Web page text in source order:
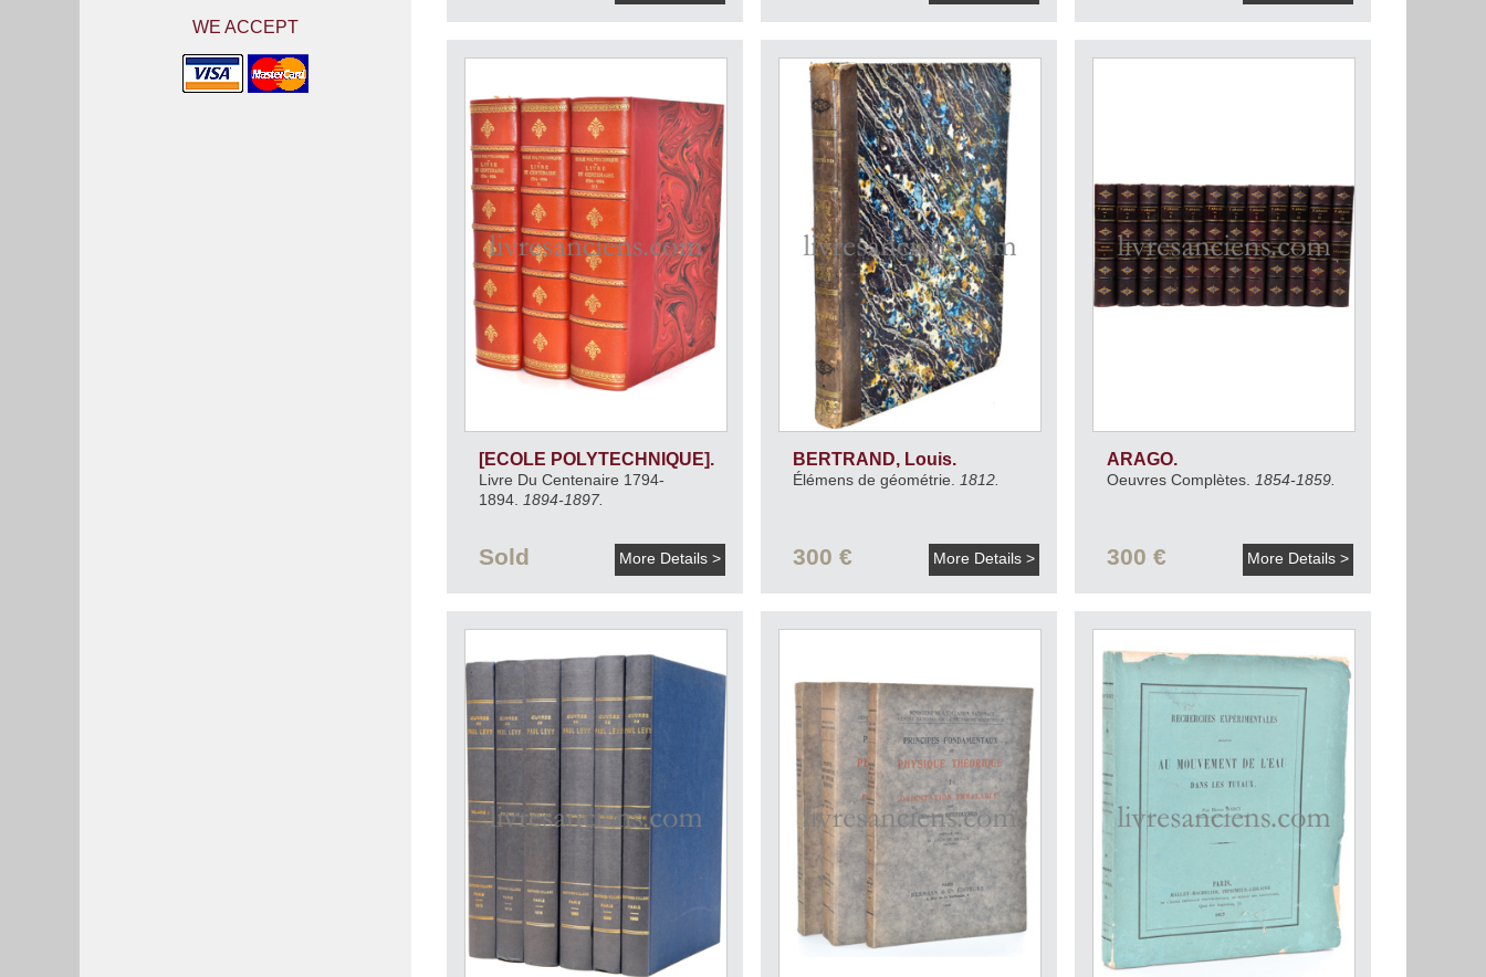
WE ACCEPT
[ECOLE POLYTECHNIQUE].
Livre Du Centenaire 1794-
1894.
1894-1897.
Sold More Details >
BERTRAND, Louis.
Élémens de géométrie. 1812.
300 € More Details >
ARAGO.
Oeuvres Complètes. 1854-1859.
300 € More Details >